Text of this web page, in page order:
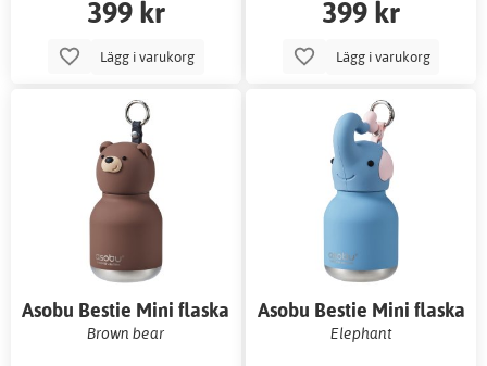
399 kr
Lägg i varukorg
399 kr
Lägg i varukorg
Asobu Bestie Mini flaska
Brown bear
Asobu Bestie Mini flaska
Elephant